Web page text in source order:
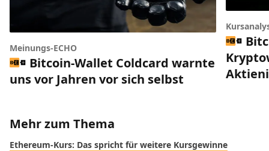
Meinungs-ECHO
Bitcoin-Wallet Coldcard warnte
uns vor Jahren vor sich selbst
Mehr zum Thema
Ethereum-Kurs: Das spricht für weitere Kursgewinne